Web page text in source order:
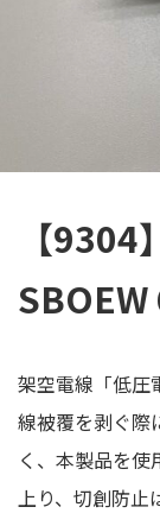
【
架空電線「低圧
線被覆を剥ぐ際
く、本製品を
上り、切創防止